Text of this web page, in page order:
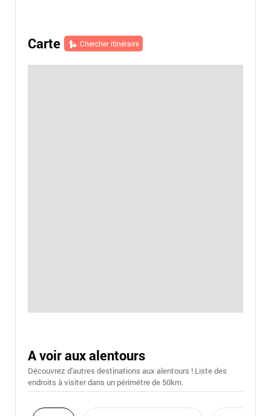
Carte Chercher itinéraire
A voir aux alentours
Découvrez d'autres destinations aux alentours ! Liste des
endroits à visiter dans un périmétre de 50km.